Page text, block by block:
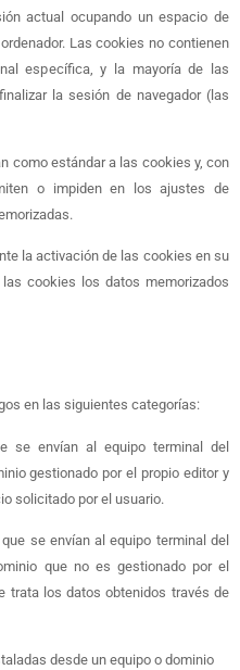
actual ocupando un espacio de
Las cookies no contienen
específica, y la mayoría de las
la sesión de navegador (las
como estándar a las cookies y, con
o impiden en los ajustes de
la activación de las cookies en su
las cookies los datos memorizados
en las siguientes categorías:
se envían al equipo terminal del
gestionado por el propio editor y
solicitado por el usuario.
se envían al equipo terminal del
que no es gestionado por el
trata los datos obtenidos través de
desde un equipo o dominio